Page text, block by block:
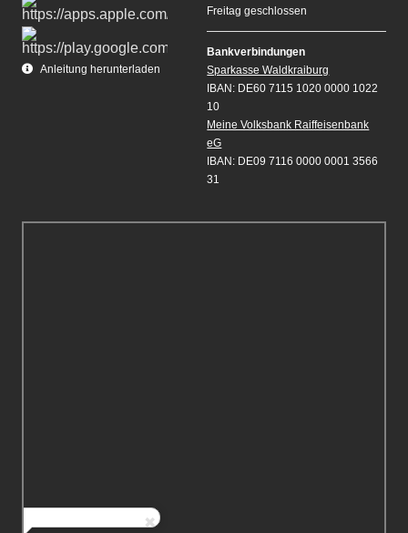
Anleitung herunterladen
Freitag geschlossen
Bankverbindungen
Sparkasse Waldkraiburg
IBAN: DE60 7115 1020 0000 1022
10
Meine Volksbank Raiffeisenbank
eG
IBAN: DE09 7116 0000 0001 3566
31